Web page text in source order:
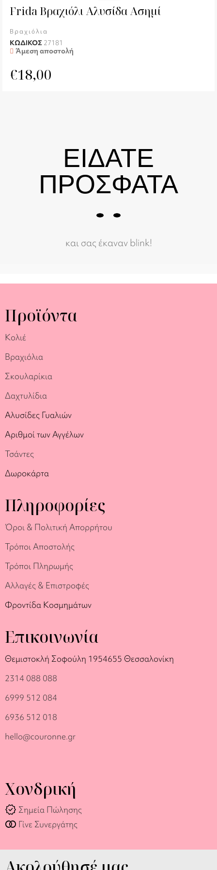
Frida Βραχιόλι Αλυσίδα Ασημί
Βραχιόλια
ΚΩΔΙΚΟΣ 27181
Άμεση αποστολή
€18,00
ΕΙΔΑΤΕ
ΠΡΟΣΦΑΤΑ
και σας έκαναν blink!
Προϊόντα
Κολιέ
Βραχιόλια
Σκουλαρίκια
Δαχτυλίδια
Αλυσίδες Γυαλιών
Αριθμοί των Αγγέλων
Τσάντες
Δωροκάρτα
Πληροφορίες
Όροι & Πολιτική Απορρήτου
Τρόποι Αποστολής
Τρόποι Πληρωμής
Αλλαγές & Επιστροφές
Φροντίδα Κοσμημάτων
Επικοινωνία
Θεμιστοκλή Σοφούλη 1954655 Θεσσαλονίκη
2314 088 088
6999 512 084
6936 512 018
hello@couronne.gr
Χονδρική
verified Σημεία Πώλησης
join_full Γίνε Συνεργάτης